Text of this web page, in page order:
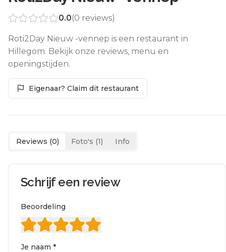
0.0(0 reviews)
Roti2Day Nieuw -vennep is een restaurant in
Hillegom. Bekijk onze reviews, menu en
openingstijden.
Eigenaar? Claim dit restaurant
Reviews (0) Foto's (1) Info
Schrijf een review
Beoordeling
Je naam *